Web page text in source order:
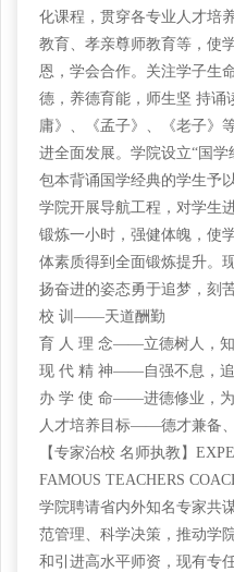
化课程，贯穿各专业人才培
教育、孝亲尊师教育等，使
恩，学会合作。关注学子生
德，养德育能，师生坚 持诵
庸》、《孟子》、《老子》
进全面发展。学院设立“国
包本背诵国学经典的学生予以
学院开展导航工程，对学生
锻炼一小时，强健体魄，使
体素质得到全面锻炼提升。
扬奋进的姿态勇于追梦，刻
校 训——天道酬勤
育 人 理 念——立德树人，
现 代 精 神——自强不息，
办 学 使 命——进德修业，
人才培养目标——德才兼备、
【专家治校 名师执教】
FAMOUS TEACHERS
学院聘请省内外知名专家共
范管理、科学决策，推动学
和引进高水平师资，现有专